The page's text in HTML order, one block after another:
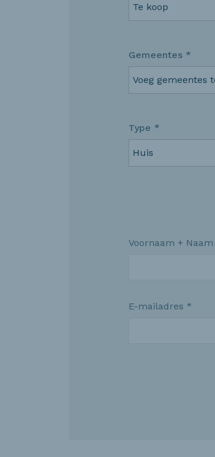
Te koop
Voeg gemeentes
Gemeentes *
Huis
Type *
Voornaam +
E-mailadres *